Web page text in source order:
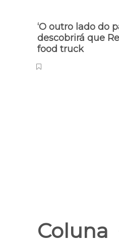
‘O outro lado do
descobrirá que
food truck
Coluna